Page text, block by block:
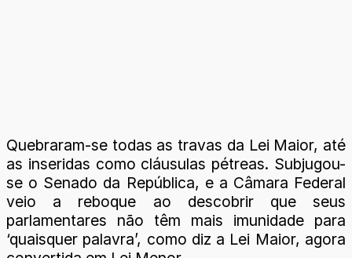
Quebraram-se todas as travas da Lei Maior, até
as inseridas como cláusulas pétreas. Subjugou-
se o Senado da República, e a Câmara Federal
veio a reboque ao descobrir que seus
parlamentares não têm mais imunidade para
‘quaisquer palavra’, como diz a Lei Maior, agora